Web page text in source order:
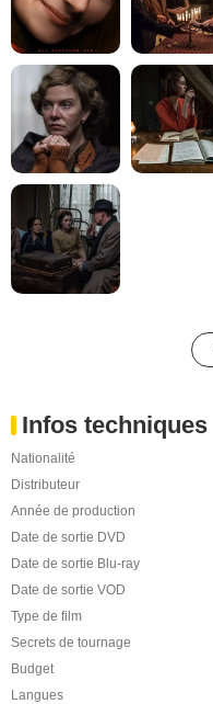
Infos techniques
Nationalité
Distributeur
Année de production
Date de sortie DVD
Date de sortie Blu-ray
Date de sortie VOD
Type de film
Secrets de tournage
Budget
Langues